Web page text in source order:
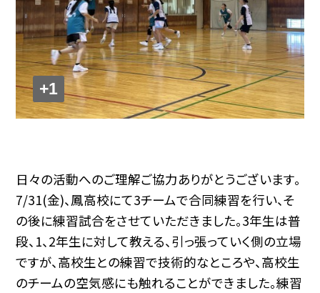
+1
日々の活動へのご理解ご協力ありがとうございます。
7/31(金)、鳳高校にて3チームで合同練習を行い、そ
の後に練習試合をさせていただきました。3年生は普
段、1、2年生に対して教える、引っ張っていく側の立場
ですが、高校生との練習で技術的なところや、高校生
のチームの空気感にも触れることができました。練習